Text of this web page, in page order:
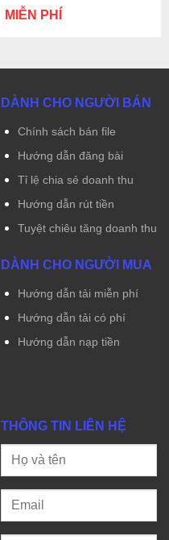
MIỄN PHÍ
DÀNH CHO NGƯỜI BÁN
Chính sách bán file
Hướng dẫn đăng bài
Tỉ lệ chia sẻ doanh thu
Hướng dẫn rút tiền
Tuyệt chiêu tăng doanh thu
DÀNH CHO NGƯỜI MUA
Hướng dẫn tải miễn phí
Hướng dẫn tải có phí
Hướng dẫn nạp tiền
THÔNG TIN LIÊN HỆ